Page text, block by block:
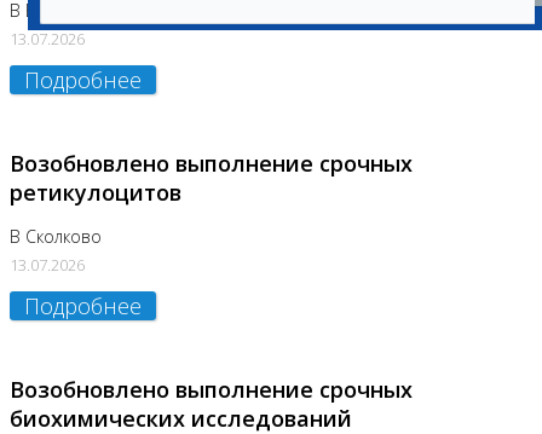
В Бутово
13.07.2026
Подробнее
Возобновлено выполнение срочных
ретикулоцитов
В Сколково
13.07.2026
Подробнее
Возобновлено выполнение срочных
биохимических исследований